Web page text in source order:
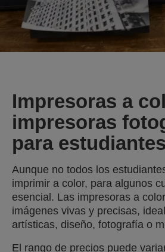
Impresoras a
impresoras
para estudiantes
Aunque no todos los
imprimir a color, para algunos
esencial. Las impresoras a
imágenes vivas y precisas,
artísticas, diseño, fotografía o
El rango de precios puede